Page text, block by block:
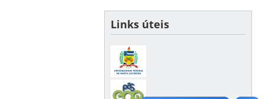
Links úteis